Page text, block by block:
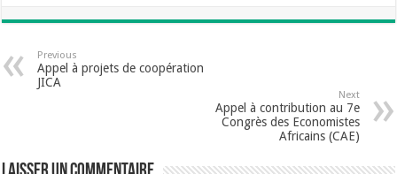
Previous
Appel à projets de coopération
JICA
Next
Appel à contribution au 7e
Congrès des Economistes
Africains (CAE)